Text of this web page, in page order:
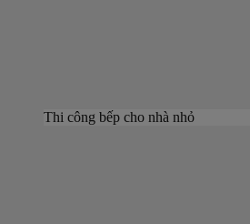
Thi công bếp cho nhà nhỏ